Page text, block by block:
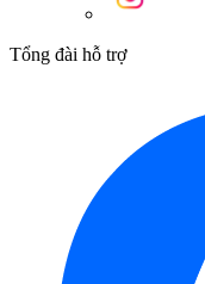
Tổng đài hỗ trợ